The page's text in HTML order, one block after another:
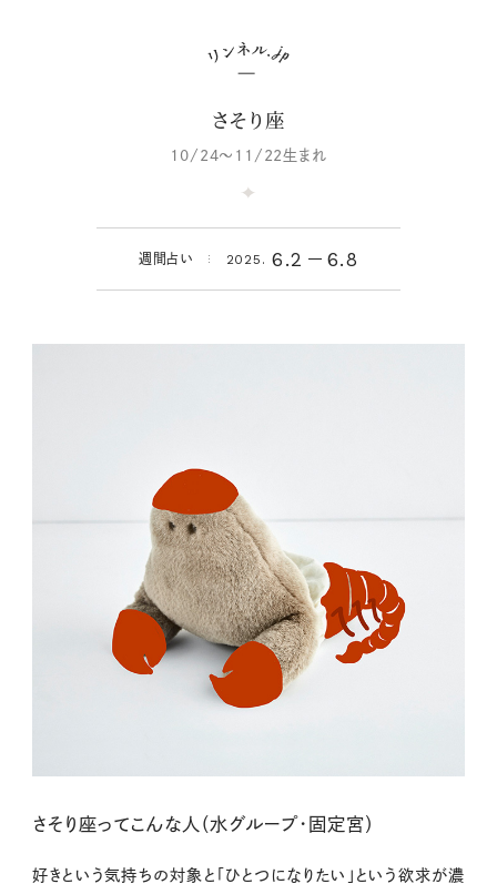
さそり座
10/24～11/22生まれ
週間占い 2025. 6.2 6.8
さそり座ってこんな人（水グループ・固定宮）
好きという気持ちの対象と「ひとつになりたい」という欲求が濃